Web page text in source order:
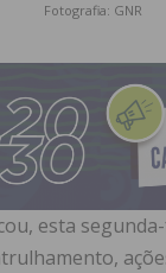
Fotografia: GNR
esta